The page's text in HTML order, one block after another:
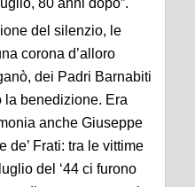
80 anni dopo”.
del silenzio, le
corona d’alloro
dei Padri Barnabiti
la benedizione. Era
anche Giuseppe
de’ Frati: tra le vittime
del ‘44 ci furono